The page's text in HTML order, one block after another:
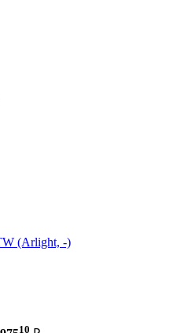
(Arlight, -)
10